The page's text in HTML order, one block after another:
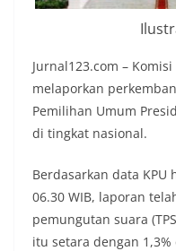
Jurnal123.com –
melaporkan
Pemilihan Umum
di tingkat nasional.
Berdasarkan data KPU
06.30 WIB, laporan
pemungutan suara
itu setara dengan 1,3%